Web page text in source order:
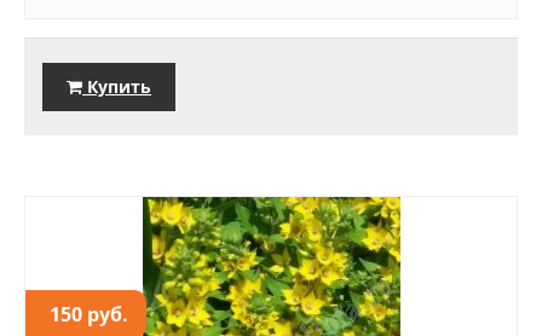
Купить
150 руб.